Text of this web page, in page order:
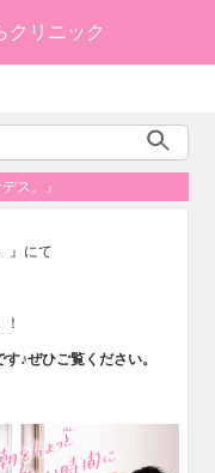
リニック
ス。』
』にて
♪ぜひご覧ください。